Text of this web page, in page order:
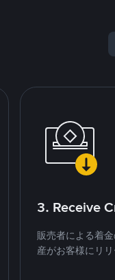
3. Receive
販売者による着
産がお客様にリリ